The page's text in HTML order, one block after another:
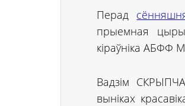
Перад
прыемная
кіраўніка АБФФ
Вадзім
выніках